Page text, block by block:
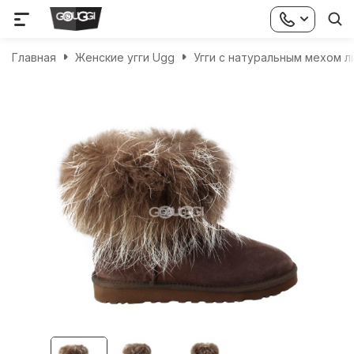
Главная Женские угги Ugg Угги с натуральным мехом